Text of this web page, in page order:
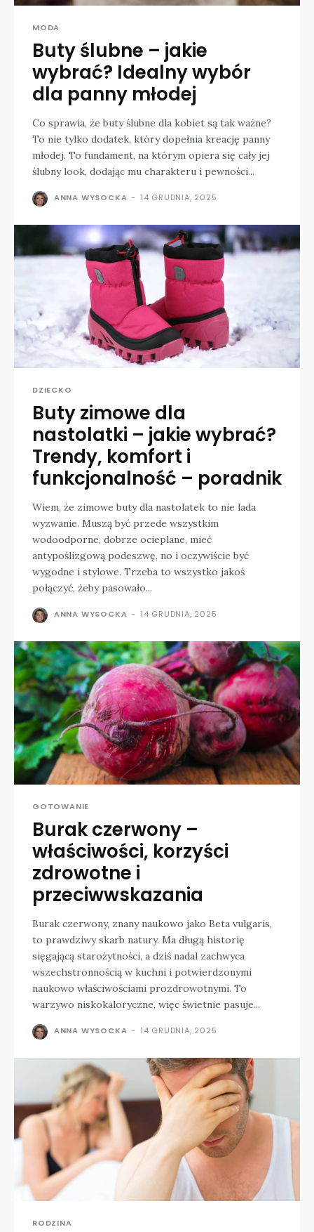
MODA
Buty ślubne – jakie
wybrać? Idealny wybór
dla panny młodej
Co sprawia, że buty ślubne dla kobiet są tak ważne?
To nie tylko dodatek, który dopełnia kreację panny
młodej. To fundament, na którym opiera się cały jej
ślubny look, dodając mu charakteru i pewności...
ANNA WYSOCKA - 14 GRUDNIA, 2025
DZIECKO
Buty zimowe dla
nastolatki – jakie wybrać?
Trendy, komfort i
funkcjonalność – poradnik
Wiem, że zimowe buty dla nastolatek to nie lada
wyzwanie. Muszą być przede wszystkim
wodoodporne, dobrze ocieplane, mieć
antypoślizgową podeszwę, no i oczywiście być
wygodne i stylowe. Trzeba to wszystko jakoś
połączyć, żeby pasowało...
ANNA WYSOCKA - 14 GRUDNIA, 2025
GOTOWANIE
Burak czerwony –
właściwości, korzyści
zdrowotne i
przeciwwskazania
Burak czerwony, znany naukowo jako Beta vulgaris,
to prawdziwy skarb natury. Ma długą historię
sięgającą starożytności, a dziś nadal zachwyca
wszechstronnością w kuchni i potwierdzonymi
naukowo właściwościami prozdrowotnymi. To
warzywo niskokaloryczne, więc świetnie pasuje...
ANNA WYSOCKA - 14 GRUDNIA, 2025
RODZINA